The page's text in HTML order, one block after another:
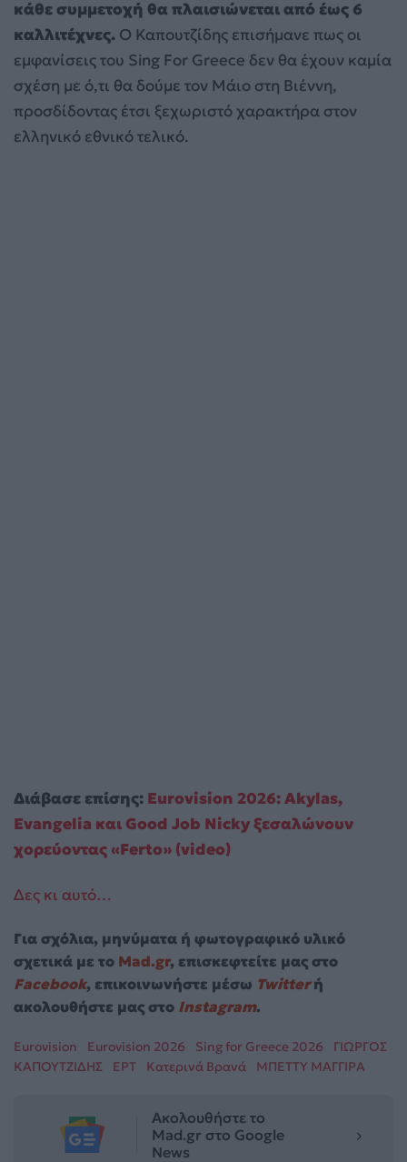
κάθε συμμετοχή θα πλαισιώνεται από έως 6
καλλιτέχνες. Ο Καπουτζίδης επισήμανε πως οι
εμφανίσεις του Sing For Greece δεν θα έχουν καμία
σχέση με ό,τι θα δούμε τον Μάιο στη Βιέννη,
προσδίδοντας έτσι ξεχωριστό χαρακτήρα στον
ελληνικό εθνικό τελικό.
Διάβασε επίσης: Eurovision 2026: Akylas,
Evangelia και Good Job Nicky ξεσαλώνουν
χορεύοντας «Ferto» (video)
Δες κι αυτό…
Για σχόλια, μηνύματα ή φωτογραφικό υλικό
σχετικά με το Mad.gr, επισκεφτείτε μας στο
Facebook, επικοινωνήστε μέσω Twitterή
ακολουθήστε μας στο Instagram.
Eurovision Eurovision 2026 Sing for Greece 2026
ΓΙΩΡΓΟΣ
ΚΑΠΟΥΤΖΙΔΗΣ
ΕΡΤ Κατερινά Βρανά ΜΠΕΤΤΥ ΜΑΓΓΙΡΑ
Ακολουθήστε το
Mad.gr στο Google
News